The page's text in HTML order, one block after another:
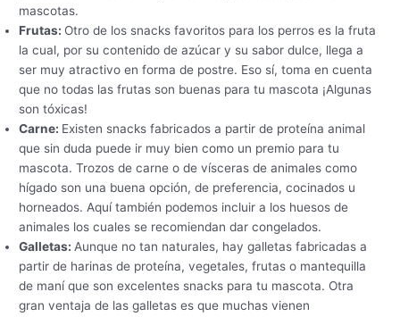
mascotas.
Frutas: Otro de los snacks favoritos para los perros es la fruta
la cual, por su contenido de azúcar y su sabor dulce, llega a
ser muy atractivo en forma de postre. Eso sí, toma en cuenta
que no todas las frutas son buenas para tu mascota ¡Algunas
son tóxicas!
Carne: Existen snacks fabricados a partir de proteína animal
que sin duda puede ir muy bien como un premio para tu
mascota. Trozos de carne o de vísceras de animales como
hígado son una buena opción, de preferencia, cocinados u
horneados. Aquí también podemos incluir a los huesos de
animales los cuales se recomiendan dar congelados.
Galletas:Aunque no tan naturales, hay galletas fabricadas a
partir de harinas de proteína, vegetales, frutas o mantequilla
de maní que son excelentes snacks para tu mascota. Otra
gran ventaja de las galletas es que muchas vienen